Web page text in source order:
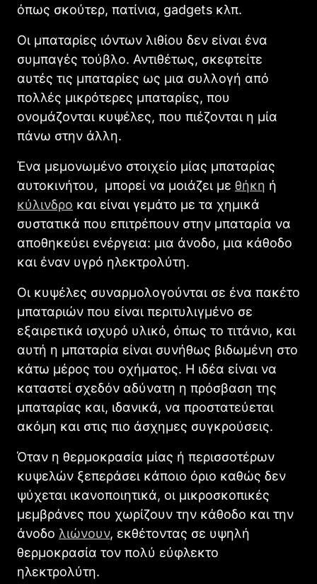
όπως σκούτερ, πατίνια, gadgets κλπ.
Οι μπαταρίες ιόντων λιθίου δεν είναι ένα
συμπαγές τούβλο. Αντιθέτως, σκεφτείτε
αυτές τις μπαταρίες ως μια συλλογή από
πολλές μικρότερες μπαταρίες, που
ονομάζονται κυψέλες, που πιέζονται η μία
πάνω στην άλλη.
Ένα μεμονωμένο στοιχείο μίας μπαταρίας
αυτοκινήτου, μπορεί να μοιάζει με θήκη ή
κύλινδρο και είναι γεμάτο με τα χημικά
συστατικά που επιτρέπουν στην μπαταρία να
αποθηκεύει ενέργεια: μια άνοδο, μια κάθοδο
και έναν υγρό ηλεκτρολύτη.
Οι κυψέλες συναρμολογούνται σε ένα πακέτο
μπαταριών που είναι περιτυλιγμένο σε
εξαιρετικά ισχυρό υλικό, όπως το τιτάνιο, και
αυτή η μπαταρία είναι συνήθως βιδωμένη στο
κάτω μέρος του οχήματος. Η ιδέα είναι να
καταστεί σχεδόν αδύνατη η πρόσβαση της
μπαταρίας και, ιδανικά, να προστατεύεται
ακόμη και στις πιο άσχημες συγκρούσεις.
Όταν η θερμοκρασία μίας ή περισσοτέρων
κυψελών ξεπεράσει κάποιο όριο καθώς δεν
ψύχεται ικανοποιητικά, οι μικροσκοπικές
μεμβράνες που χωρίζουν την κάθοδο και την
άνοδο λιώνουν, εκθέτοντας σε υψηλή
θερμοκρασία τον πολύ εύφλεκτο
ηλεκτρολύτη.